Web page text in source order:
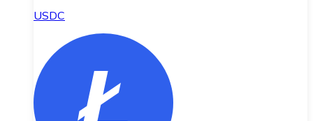
USDC